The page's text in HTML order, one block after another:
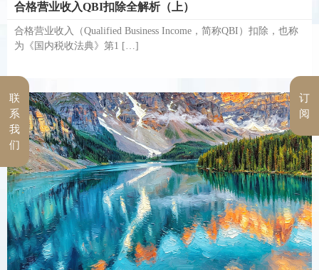
合格营业收入QBI扣除全解析（上）
合格营业收入（Qualified Business Income，简称QBI）扣除，也称
为《国内税收法典》第1 […]
订
阅
联
系
我
们